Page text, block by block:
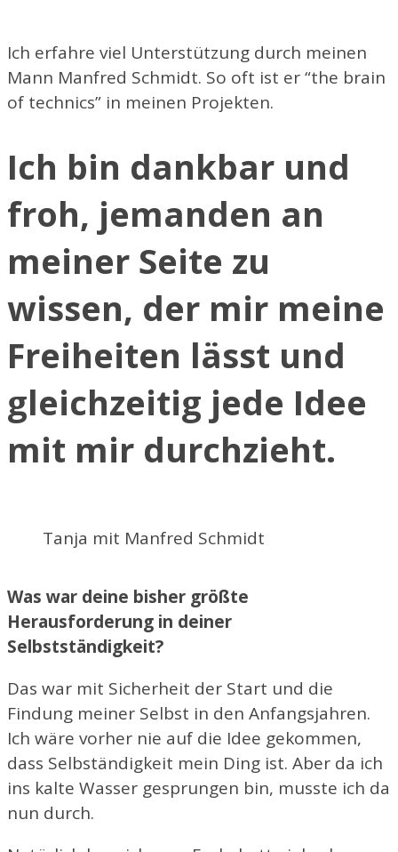
Ich erfahre viel Unterstützung durch meinen
Mann Manfred Schmidt. So oft ist er “the brain
of technics” in meinen Projekten.
Ich bin dankbar und
froh, jemanden an
meiner Seite zu
wissen, der mir meine
Freiheiten lässt und
gleichzeitig jede Idee
mit mir durchzieht.
Tanja mit Manfred Schmidt
Was war deine bisher größte
Herausforderung in deiner
Selbstständigkeit?
Das war mit Sicherheit der Start und die
Findung meiner Selbst in den Anfangsjahren.
Ich wäre vorher nie auf die Idee gekommen,
dass Selbständigkeit mein Ding ist. Aber da ich
ins kalte Wasser gesprungen bin, musste ich da
nun durch.